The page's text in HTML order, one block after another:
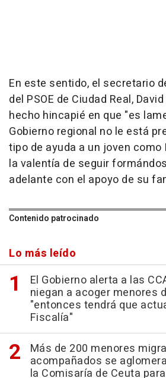
En este sentido, el secretario
del PSOE de Ciudad Real,
hecho hincapié en que "es
Gobierno regional no le está
tipo de ayuda a un joven como
la valentía de seguir
adelante con el apoyo de su
Contenido patrocinado
Lo más leído
El Gobierno alerta a las
niegan a acoger menores
"entonces tendrá que
Fiscalía"
Más de 200 menores
acompañados se
la Comisaría de Ceuta